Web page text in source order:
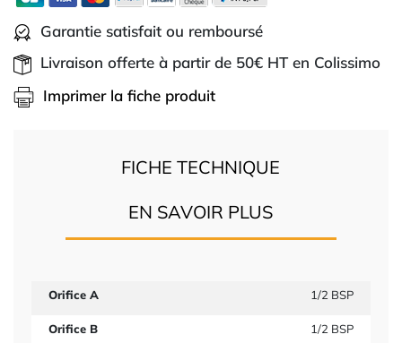
Garantie satisfait ou remboursé
Livraison offerte à partir de 50€ HT en Colissimo
Imprimer la fiche produit
FICHE TECHNIQUE
EN SAVOIR PLUS
Orifice A 1/2 BSP
Orifice B 1/2 BSP